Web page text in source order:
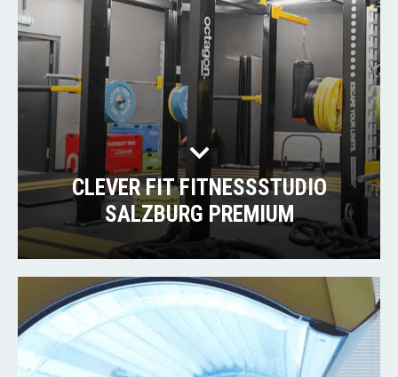
CLEVER FIT FITNESSSTUDIO
SALZBURG PREMIUM